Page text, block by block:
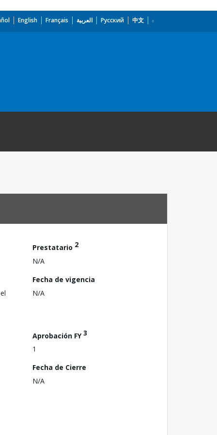
English Français العربية Русский 中文
Prestatario 2
N/A
Fecha de vigencia
N/A
Aprobación FY3
1
Fecha de Cierre
N/A